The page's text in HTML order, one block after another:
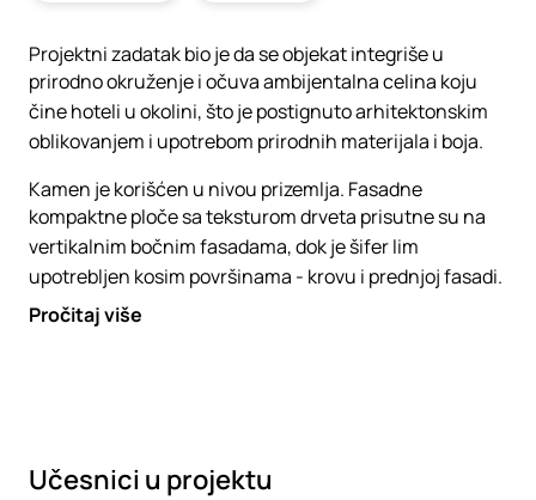
Projektni zadatak bio je da se objekat integriše u
prirodno okruženje i očuva ambijentalna celina koju
čine hoteli u okolini, što je postignuto arhitektonskim
oblikovanjem i upotrebom prirodnih materijala i boja.
Kamen je korišćen u nivou prizemlja. Fasadne
kompaktne ploče sa teksturom drveta prisutne su na
vertikalnim bočnim fasadama, dok je šifer lim
upotrebljen kosim površinama - krovu i prednjoj fasadi.
Pročitaj više
Učesnici u projektu